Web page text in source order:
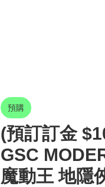
預購
(預訂訂金
GSC
魔動王 地隱